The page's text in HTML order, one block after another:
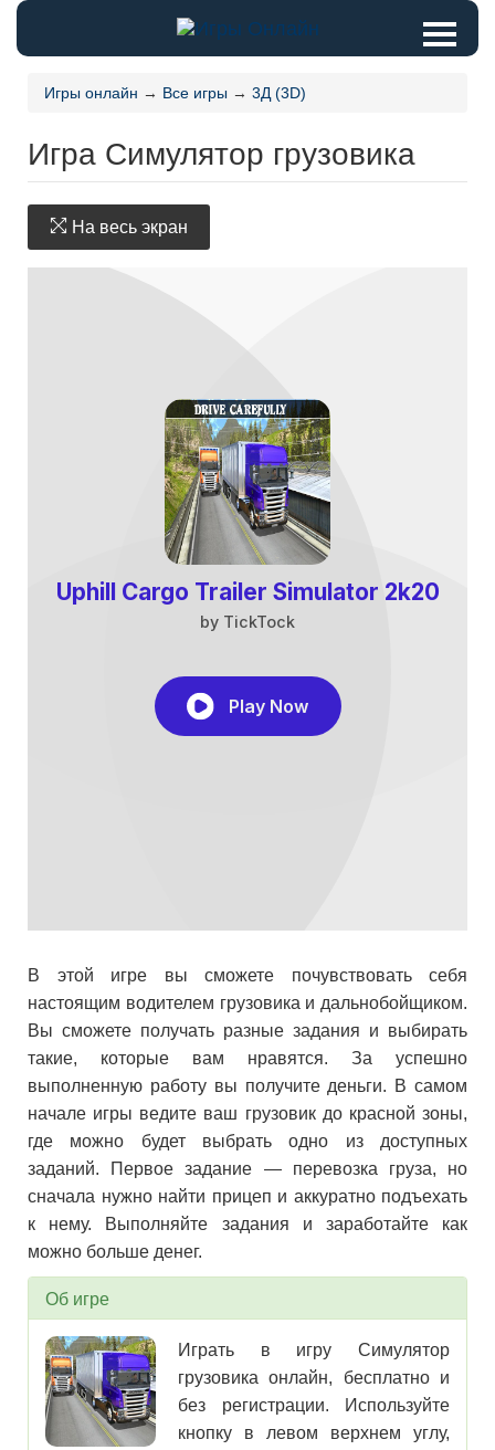
Игры онлайн → Все игры → 3Д (3D)
Игра Симулятор грузовика
На весь экран
В этой игре вы сможете почувствовать себя
настоящим водителем грузовика и дальнобойщиком.
Вы сможете получать разные задания и выбирать
такие, которые вам нравятся. За успешно
выполненную работу вы получите деньги. В самом
начале игры ведите ваш грузовик до красной зоны,
где можно будет выбрать одно из доступных
заданий. Первое задание — перевозка груза, но
сначала нужно найти прицеп и аккуратно подъехать
к нему. Выполняйте задания и заработайте как
можно больше денег.
Об игре
Играть в игру Симулятор
грузовика онлайн, бесплатно и
без регистрации. Используйте
кнопку в левом верхнем углу,